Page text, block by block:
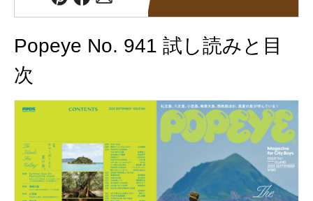
Popeye No. 941 試し読みと目
次